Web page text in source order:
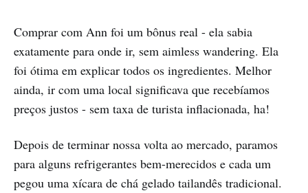
Comprar com Ann foi um bônus real - ela sabia
exatamente para onde ir, sem aimless wandering. Ela
foi ótima em explicar todos os ingredientes. Melhor
ainda, ir com uma local significava que recebíamos
preços justos - sem taxa de turista inflacionada, ha!
Depois de terminar nossa volta ao mercado, paramos
para alguns refrigerantes bem-merecidos e cada um
pegou uma xícara de chá gelado tailandês tradicional.